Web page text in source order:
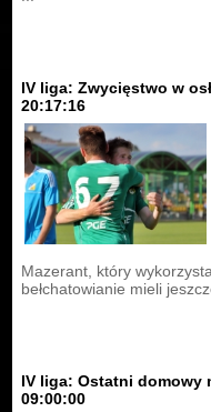
IV liga: Zwycięstwo w
20:17:16
Mazerant, który
bełchatowianie mieli
IV liga: Ostatni domowy
09:00:00